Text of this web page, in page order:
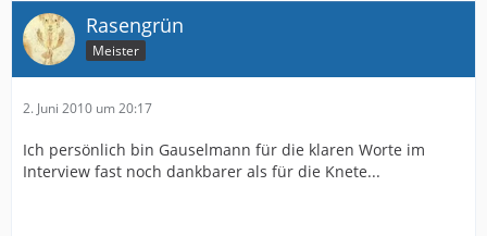
Rasengrün
Meister
2. Juni 2010 um 20:17
Ich persönlich bin Gauselmann für die klaren Worte im
Interview fast noch dankbarer als für die Knete...